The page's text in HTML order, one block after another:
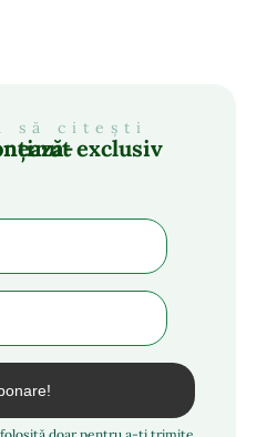
să citești
conținut exclusiv